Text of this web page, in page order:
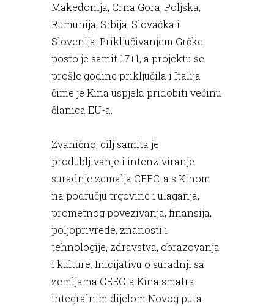
Makedonija, Crna Gora, Poljska,
Rumunija, Srbija, Slovačka i
Slovenija. Priključivanjem Grčke
posto je samit 17+1, a projektu se
prošle godine priključila i Italija
čime je Kina uspjela pridobiti većinu
članica EU-a.
Zvanično, cilj samita je
produbljivanje i intenziviranje
suradnje zemalja CEEC-a s Kinom
na području trgovine i ulaganja,
prometnog povezivanja, finansija,
poljoprivrede, znanosti i
tehnologije, zdravstva, obrazovanja
i kulture. Inicijativu o suradnji sa
zemljama CEEC-a Kina smatra
integralnim dijelom Novog puta